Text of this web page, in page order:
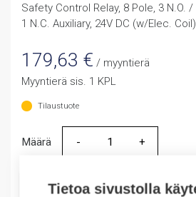
Tietoa sivustolla
Safety Control Relay, 8 Pole, 3 N.O.
1 N.C. Auxiliary, 24V DC (w/Elec. Coil)
179,63 € / myyntierä
Myyntierä sis. 1 KPL
Tilaustuote
Määrä
Määrä
LISÄÄ